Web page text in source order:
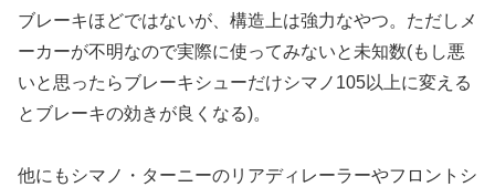
ブレーキほどではないが、構造上は強力なやつ。ただしメ
ーカーが不明なので実際に使ってみないと未知数(もし悪
いと思ったらブレーキシューだけシマノ105以上に変える
とブレーキの効きが良くなる)。
他にもシマノ・ターニーのリアディレーラーやフロントシ